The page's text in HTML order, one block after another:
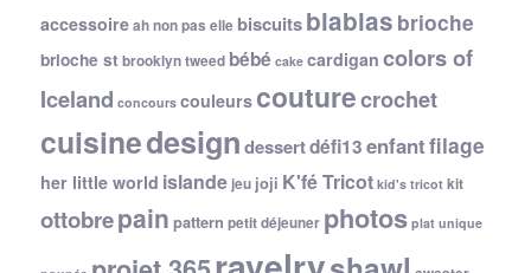
accessoireah non pas elle biscuitsblablas brioche
brioche st brooklyn tweed bébé cake cardigan colors of
Iceland concours couleurscouturecrochet
cuisinedesigndessertdéfi13enfantfilage
her little world islande jeu joji K'fé Tricot kid's tricot kit
ottobrepain pattern petit déjeuner photos plat unique